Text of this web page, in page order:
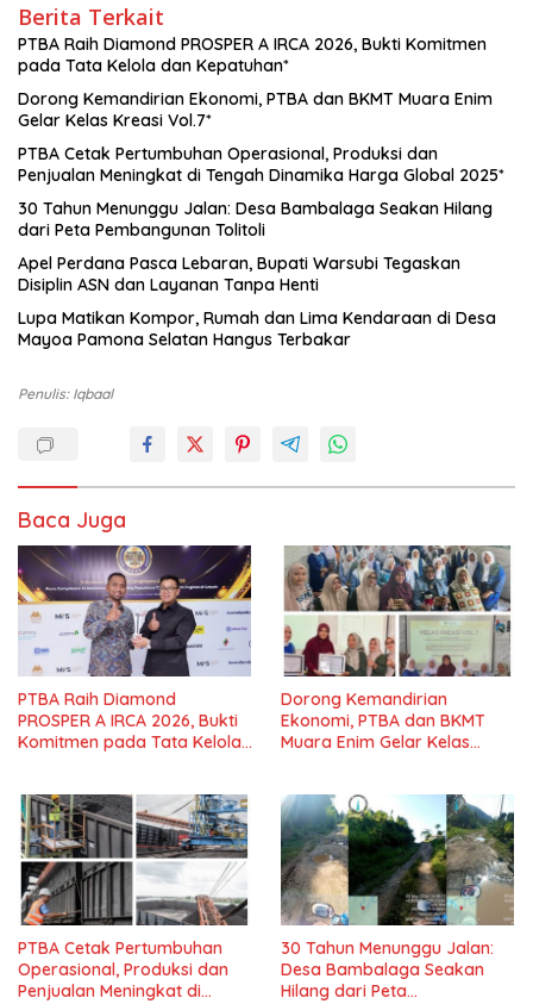
Berita Terkait
PTBA Raih Diamond PROSPER A IRCA 2026, Bukti Komitmen
pada Tata Kelola dan Kepatuhan*
Dorong Kemandirian Ekonomi, PTBA dan BKMT Muara Enim
Gelar Kelas Kreasi Vol.7*
PTBA Cetak Pertumbuhan Operasional, Produksi dan
Penjualan Meningkat di Tengah Dinamika Harga Global 2025*
30 Tahun Menunggu Jalan: Desa Bambalaga Seakan Hilang
dari Peta Pembangunan Tolitoli
Apel Perdana Pasca Lebaran, Bupati Warsubi Tegaskan
Disiplin ASN dan Layanan Tanpa Henti
Lupa Matikan Kompor, Rumah dan Lima Kendaraan di Desa
Mayoa Pamona Selatan Hangus Terbakar
Penulis: Iqbaal
Baca Juga
PTBA Raih Diamond
PROSPER A IRCA 2026, Bukti
Komitmen pada Tata Kelola
Dorong Kemandirian
Ekonomi, PTBA dan BKMT
Muara Enim Gelar Kelas
PTBA Cetak Pertumbuhan
Operasional, Produksi dan
Penjualan Meningkat di
30 Tahun Menunggu Jalan:
Desa Bambalaga Seakan
Hilang dari Peta